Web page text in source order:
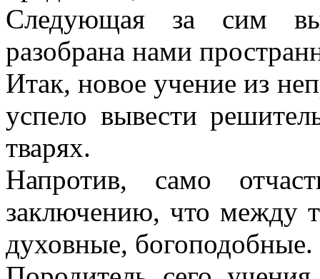
Следующая за сим
разобрана нами
Итак, новое учение из
успело вывести
тварях.
Напротив, само
заключению, что между
духовные, богоподобные.